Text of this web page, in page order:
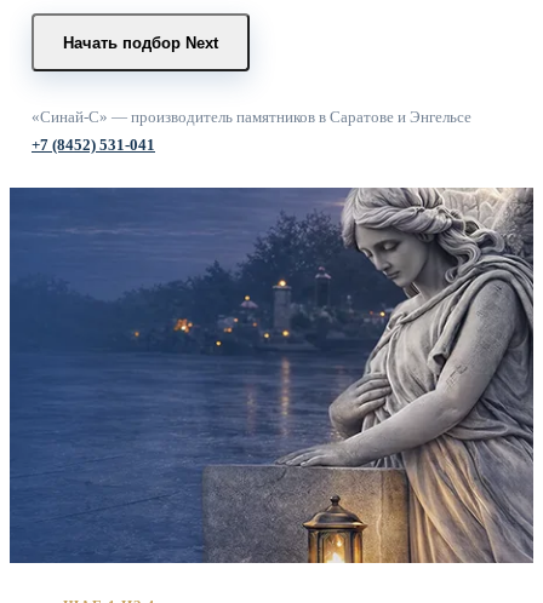
Начать подбор Next
«Синай-С» — производитель памятников в Саратове и Энгельсе
+7 (8452) 531-041